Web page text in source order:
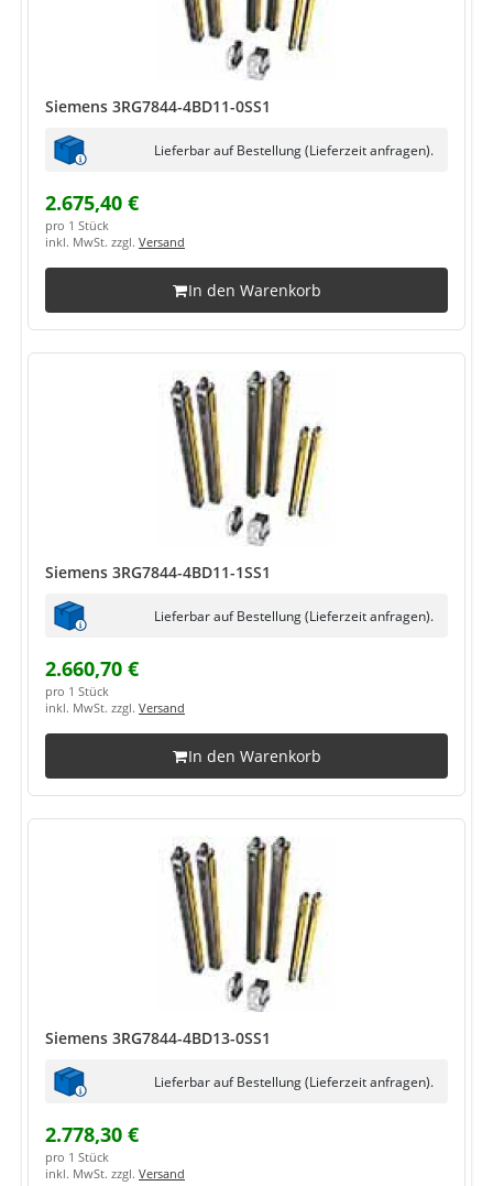
Siemens 3RG7844-4BD11-0SS1
Lieferbar auf Bestellung (Lieferzeit anfragen).
2.675,40 €
pro 1 Stück
inkl. MwSt. zzgl. Versand
In den Warenkorb
Siemens 3RG7844-4BD11-1SS1
Lieferbar auf Bestellung (Lieferzeit anfragen).
2.660,70 €
pro 1 Stück
inkl. MwSt. zzgl. Versand
In den Warenkorb
Siemens 3RG7844-4BD13-0SS1
Lieferbar auf Bestellung (Lieferzeit anfragen).
2.778,30 €
pro 1 Stück
inkl. MwSt. zzgl. Versand